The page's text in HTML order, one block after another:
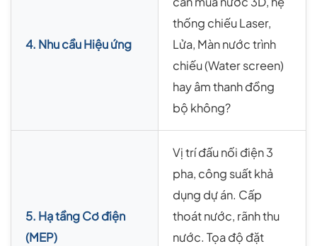
4. Nhu cầu Hiệu ứng
thống chiếu Laser,
Lửa, Màn nước trình
chiếu (Water screen)
hay âm thanh đồng
bộ không?
5. Hạ tầng Cơ điện
(MEP)
Vị trí đấu nối điện 3
pha, công suất khả
dụng dự án. Cấp
thoát nước, rãnh thu
nước. Tọa độ đặt